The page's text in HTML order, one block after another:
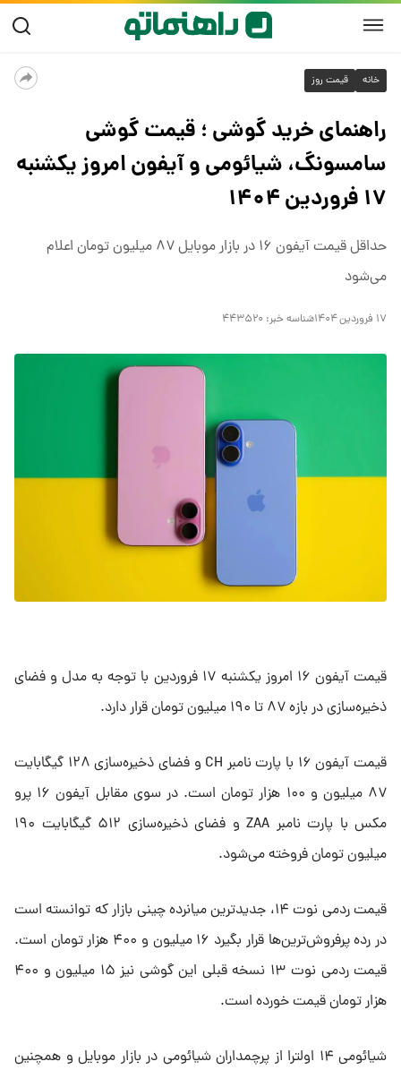
خانه قیمت روز
راهنمای خرید گوشی ؛ قیمت گوشی
سامسونگ، شیائومی و آیفون امروز یکشنبه
۱۷ فروردین ۱۴۰۴
حداقل قیمت آیفون ۱۶ در بازار موبایل ۸۷ میلیون تومان اعلام
می‌شود
۱۷ فروردین ۱۴۰۴ شناسه خبر: ۴۴۳۵۲۰
قیمت آیفون ۱۶ امروز یکشنبه ۱۷ فروردین با توجه به مدل و فضای
ذخیره‌سازی در بازه ۸۷ تا ۱۹۰ میلیون تومان قرار دارد.
قیمت آیفون ۱۶ با پارت نامبر CH و فضای ذخیره‌سازی ۱۲۸ گیگابایت
۸۷ میلیون و ۱۰۰ هزار تومان است. در سوی مقابل آیفون ۱۶ پرو
مکس با پارت نامبر ZAA و فضای ذخیره‌سازی ۵۱۲ گیگابایت ۱۹۰
میلیون تومان فروخته می‌شود.
قیمت ردمی نوت ۱۴، جدیدترین میانرده چینی بازار که توانسته است
در رده پرفروش‌ترین‌ها قرار بگیرد ۱۶ میلیون و ۴۰۰ هزار تومان است.
قیمت ردمی نوت ۱۳ نسخه قبلی این گوشی نیز ۱۵ میلیون و ۴۰۰
هزار تومان قیمت خورده است.
شیائومی ۱۴ اولترا از پرچمداران شیائومی در بازار موبایل و همچنین